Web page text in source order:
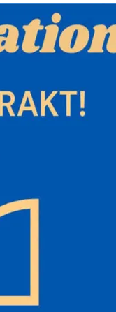
perfekt för
5 KW
215ft2;/15-20 m2;.
vilket
båt eller kabin.
bränslekostnader
vilket minskar
L/h. Denna
gallon och ger upp till
över din
och LCD.